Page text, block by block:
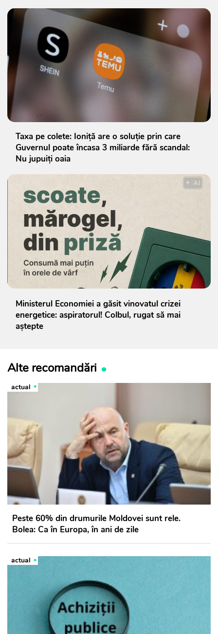
Taxa pe colete: Ioniță are o soluție prin care
Guvernul poate încasa 3 miliarde fără scandal:
Nu jupuiți oaia
Ministerul Economiei a găsit vinovatul crizei
energetice: aspiratorul! Colbul, rugat să mai
aștepte
Alte recomandări
actual
Peste 60% din drumurile Moldovei sunt rele.
Bolea: Ca în Europa, în ani de zile
actual